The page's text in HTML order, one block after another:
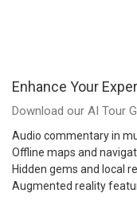
Enhance Your
Download our AI Tour
Audio commentary in
Offline maps and
Hidden gems and local
Augmented reality